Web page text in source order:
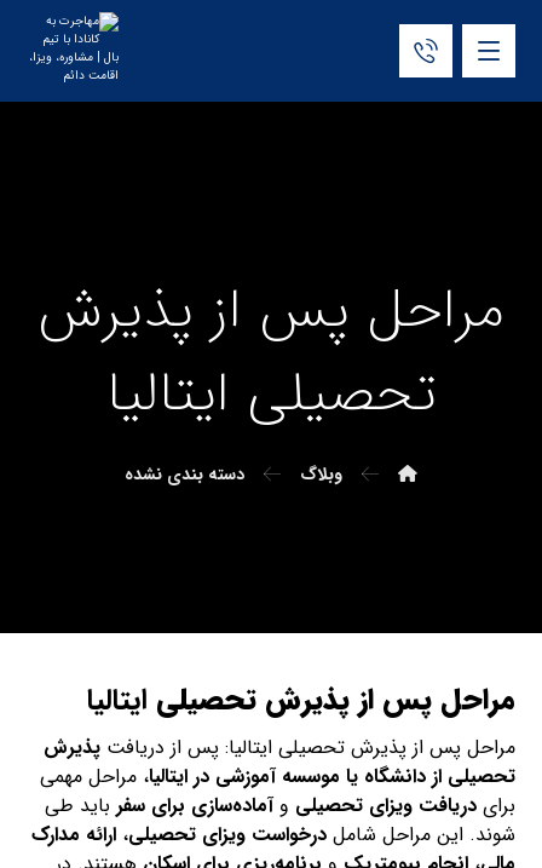
مراحل پس از پذیرش
تحصیلی ایتالیا
وبلاگ دسته بندی نشده
مراحل پس از پذیرش تحصیلی ایتالیا
مراحل پس از پذیرش تحصیلی ایتالیا: پس از دریافتپذیرش
تحصیلی از دانشگاه یا موسسه آموزشی در ایتالیا، مراحل مهمی
برایدریافت ویزای تحصیلی وآماده‌سازی برای سفر باید طی
شوند. این مراحل شاملدرخواست ویزای تحصیلی،ارائه مدارک